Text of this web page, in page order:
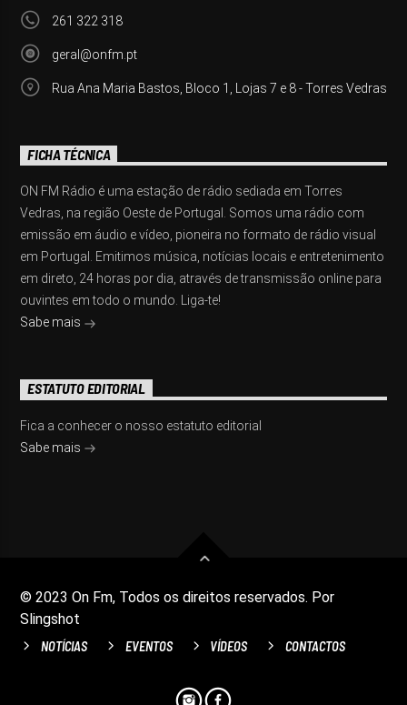
261 322 318
geral@onfm.pt
Rua Ana Maria Bastos, Bloco 1, Lojas 7 e 8 - Torres Vedras
FICHA TÉCNICA
ON FM Rádio é uma estação de rádio sediada em Torres
Vedras, na região Oeste de Portugal. Somos uma rádio com
emissão em áudio e vídeo, pioneira no formato de rádio visual
em Portugal. Emitimos música, notícias locais e entretenimento
em direto, 24 horas por dia, através de transmissão online para
ouvintes em todo o mundo. Liga-te!
Sabe mais
ESTATUTO EDITORIAL
Fica a conhecer o nosso estatuto editorial
Sabe mais
© 2023 On Fm, Todos os direitos reservados. Por
Slingshot
NOTÍCIAS EVENTOS VÍDEOS CONTACTOS